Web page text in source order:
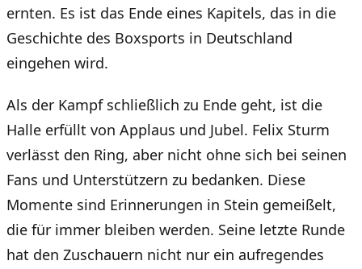
ernten. Es ist das Ende eines Kapitels, das in die
Geschichte des Boxsports in Deutschland
eingehen wird.
Als der Kampf schließlich zu Ende geht, ist die
Halle erfüllt von Applaus und Jubel. Felix Sturm
verlässt den Ring, aber nicht ohne sich bei seinen
Fans und Unterstützern zu bedanken. Diese
Momente sind Erinnerungen in Stein gemeißelt,
die für immer bleiben werden. Seine letzte Runde
hat den Zuschauern nicht nur ein aufregendes